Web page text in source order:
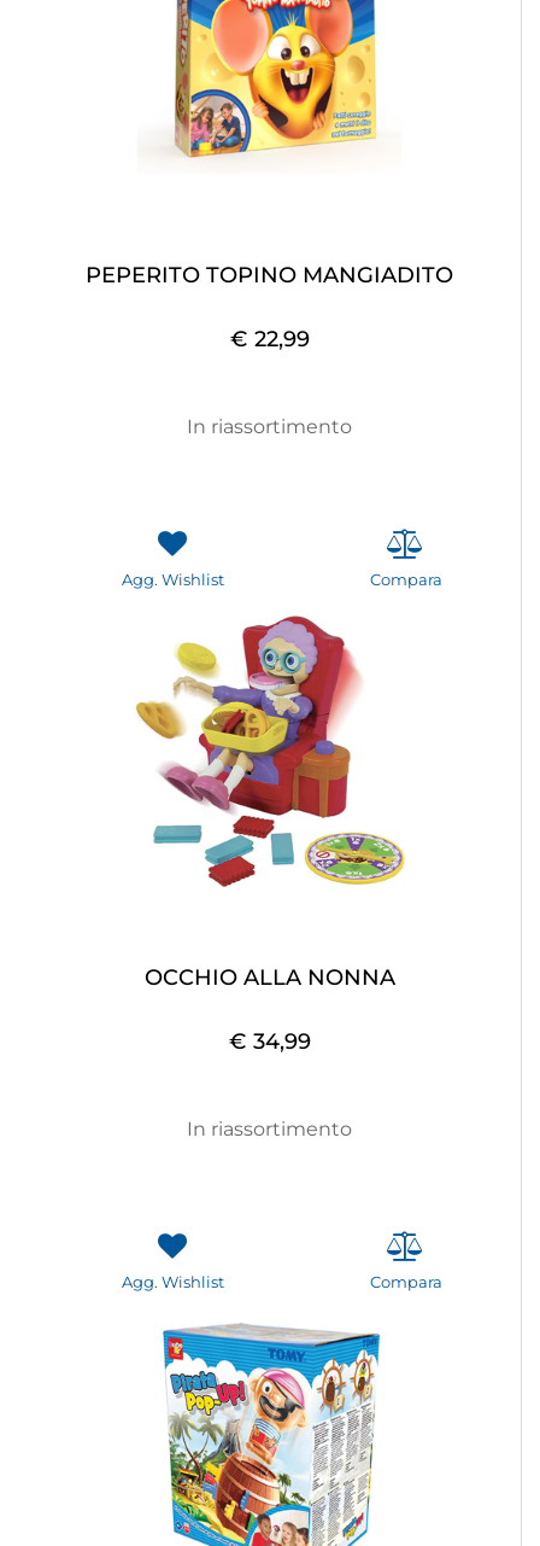
PEPERITO TOPINO MANGIADITO
€ 22,99
In riassortimento
Agg. Wishlist Compara
OCCHIO ALLA NONNA
€ 34,99
In riassortimento
Agg. Wishlist Compara